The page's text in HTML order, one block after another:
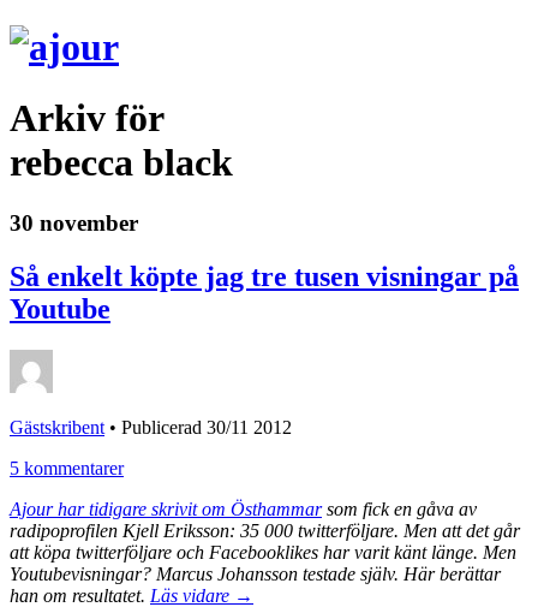
Arkiv för
rebecca black
30 november
Så enkelt köpte jag tre tusen visningar på
Youtube
Gästskribent • Publicerad 30/11 2012
5 kommentarer
Ajour har tidigare skrivit om Östhammarsom fick en gåva av
radipoprofilen Kjell Eriksson: 35 000 twitterföljare. Men att det går
att köpa twitterföljare och Facebooklikes har varit känt länge. Men
Youtubevisningar? Marcus Johansson testade själv. Här berättar
han om resultatet. Läs vidare →